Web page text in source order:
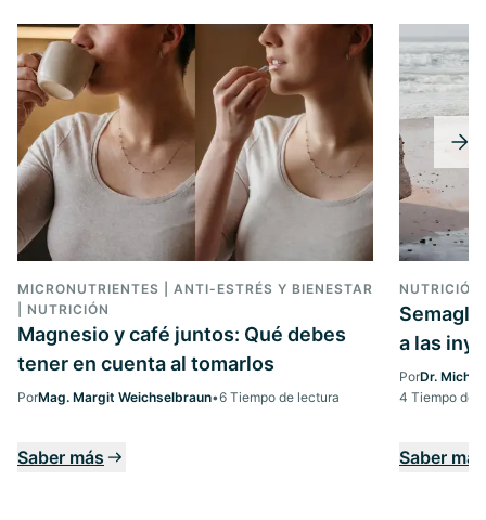
MICRONUTRIENTES | ANTI-ESTRÉS Y BIENESTAR
| NUTRICIÓN
Magnesio y café juntos: Qué debes
tener en cuenta al tomarlos
PorMag. Margit Weichselbraun•6 Tiempo de lectura
Saber más
NUTRICIÓN
a las
PorDr.
4 Tiempo de
Saber más